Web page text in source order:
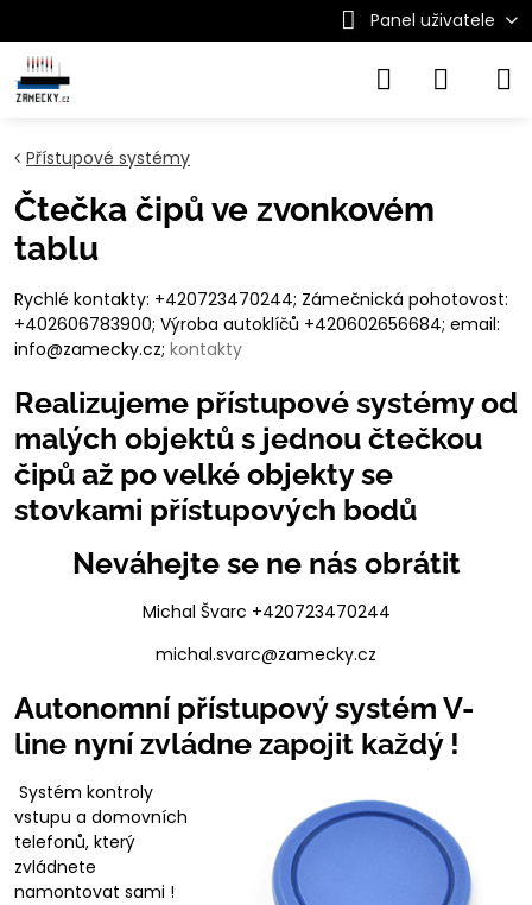
Panel uživatele
Přístupové systémy
Čtečka čipů ve zvonkovém
tablu
Rychlé kontakty: +420723470244; Zámečnická pohotovost:
+402606783900; Výroba autoklíčů +420602656684; email:
info@zamecky.cz; kontakty
Realizujeme přístupové systémy od
malých objektů s jednou čtečkou
čipů až po velké objekty se
stovkami přístupových bodů
Neváhejte se ne nás obrátit
Michal Švarc +420723470244
michal.svarc@zamecky.cz
Autonomní přístupový systém V-
line nyní zvládne zapojit každý !
Systém kontroly
vstupu a domovních
telefonů, který
zvládnete
namontovat sami !